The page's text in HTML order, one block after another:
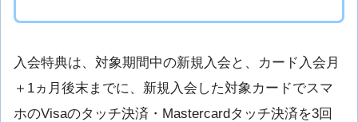
入会特典は、対象期間中の新規入会と、カード入会月
＋1ヵ月後末までに、新規入会した対象カードでスマ
ホのVisaのタッチ決済・Mastercardタッチ決済を3回